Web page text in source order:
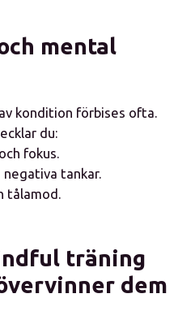
mental
kondition förbises ofta.
du:
fokus.
tankar.
tålamod.
träning
dem